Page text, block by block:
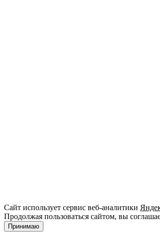
Сайт использует сервис веб-аналитики
Продолжая пользоваться сайтом, вы
Принимаю